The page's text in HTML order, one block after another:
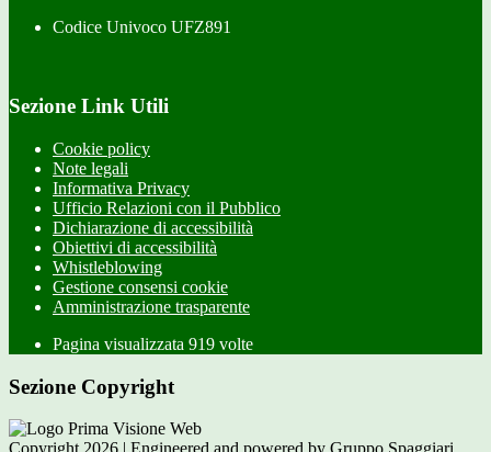
Codice Univoco UFZ891
Sezione Link Utili
Cookie policy
Note legali
Informativa Privacy
Ufficio Relazioni con il Pubblico
Dichiarazione di accessibilità
Obiettivi di accessibilità
Whistleblowing
Gestione consensi cookie
Amministrazione trasparente
Pagina visualizzata 919 volte
Sezione Copyright